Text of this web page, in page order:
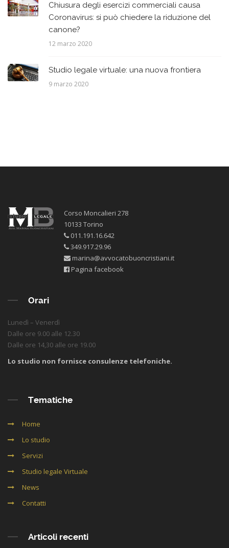
Chiusura degli esercizi commerciali causa
Coronavirus: si può chiedere la riduzione del
canone?
12 marzo 2020
Studio legale virtuale: una nuova frontiera
9 marzo 2020
Corso Moncalieri 278
10133 Torino
011.191.16.642
349.917.29.96
marina@avvocatobuoncristiani.it
Pagina facebook
Orari
Lunedì – Venerdì
Dalle ore 9.00 alle 12.30
Dalle ore 14,30 alle ore 19.00
Lo studio non fornisce consulenze telefoniche.
Tematiche
Home
Lo studio
Servizi
Studio legale Virtuale
News
Contatti
Articoli recenti